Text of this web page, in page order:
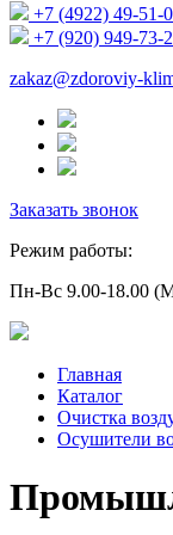
+7 (4922) 49-51-
+7 (920) 949-73-
zakaz@zdoroviy-
Заказать звонок
Режим работы:
Пн-Вс 9.00-18.00
Главная
Каталог
Очистка
Осушители